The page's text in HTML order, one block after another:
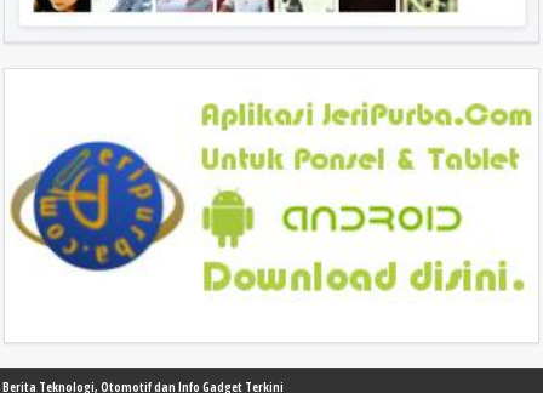
Berita Teknologi, Otomotif dan Info Gadget Terkini